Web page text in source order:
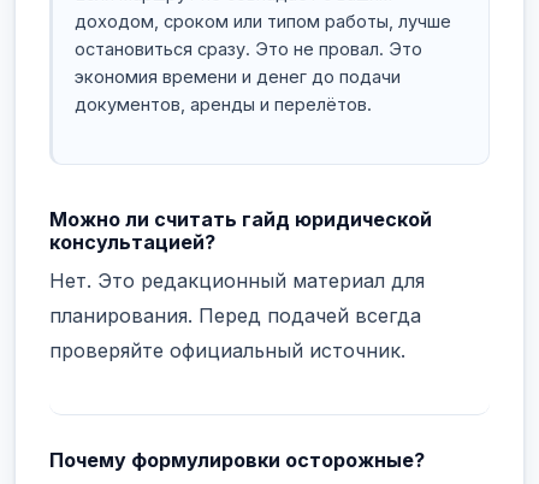
доходом, сроком или типом работы, лучше
остановиться сразу. Это не провал. Это
экономия времени и денег до подачи
документов, аренды и перелётов.
Можно ли считать гайд юридической
консультацией?
Нет. Это редакционный материал для
планирования. Перед подачей всегда
проверяйте официальный источник.
Почему формулировки осторожные?